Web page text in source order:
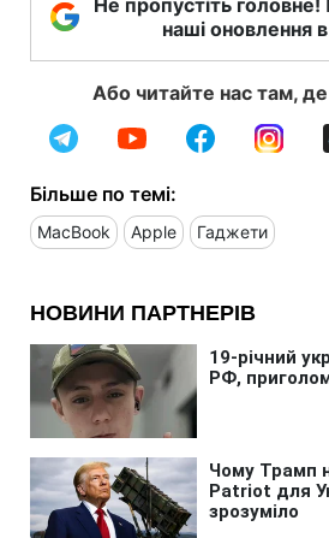
наші оновлення
Або читайте нас там,
Більше по темі:
MacBook Apple Гаджети